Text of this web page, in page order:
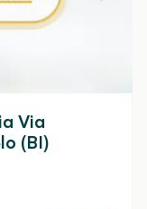
Via
(BI)